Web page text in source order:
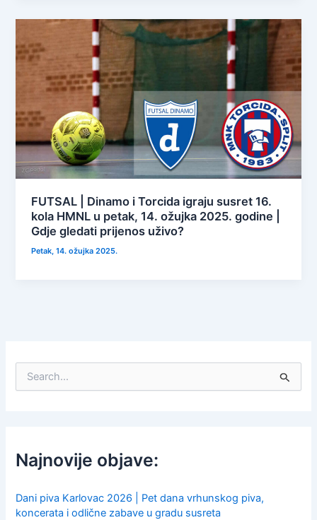
FUTSAL | Dinamo i Torcida igraju susret 16.
kola HMNL u petak, 14. ožujka 2025. godine |
Gdje gledati prijenos uživo?
Petak, 14. ožujka 2025.
f
o
:
Najnovije objave:
Dani piva Karlovac 2026 | Pet dana vrhunskog piva,
koncerata i odlične zabave u gradu susreta